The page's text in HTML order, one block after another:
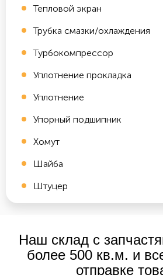
Тепловой экран
Трубка смазки/охлаждения
Турбокомпрессор
Уплотнение прокладка
Уплотнение
Упорный подшипник
Хомут
Шайба
Штуцер
Наш склад с
более 500 кв.м. и
отправке